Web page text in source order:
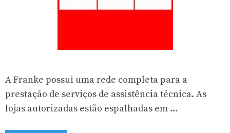
A Franke possui uma rede completa para a
prestação de serviços de assistência técnica. As
lojas autorizadas estão espalhadas em …